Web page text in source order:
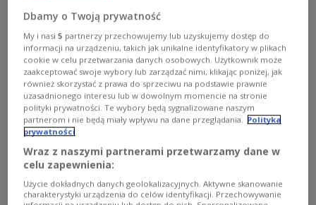
ok. 25 szefów państw i rządów, a we wtorek Tusk
weźmie udział w obchodach Dnia Bastylii.
Zobacz więcej na temat:Donald Tusk Ukraina
Dbamy o Twoją prywatność
My i nasi5 partnerzy przechowujemy lub uzyskujemy dostęp do
informacji na urządzeniu, takich jak unikalne identyfikatory w plikach
cookie w celu przetwarzania danych osobowych. Użytkownik może
zaakceptować swoje wybory lub zarządzać nimi, klikając poniżej, jak
również skorzystać z prawa do sprzeciwu na podstawie prawnie
uzasadnionego interesu lub w dowolnym momencie na stronie
polityki prywatności. Te wybory będą sygnalizowane naszym
partnerom i nie będą miały wpływu na dane przeglądania. Polityka
prywatności
Wraz z naszymi partnerami przetwarzamy dane w
celu zapewnienia:
Użycie dokładnych danych geolokalizacyjnych. Aktywne skanowanie
charakterystyki urządzenia do celów identyfikacji. Przechowywanie